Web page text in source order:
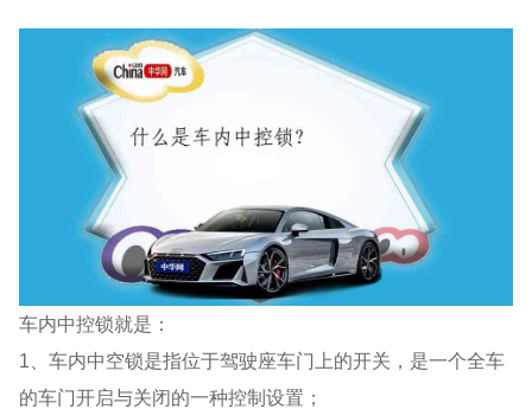
车内中控锁就是：
1、车内中空锁是指位于驾驶座车门上的开关，是一个全车
的车门开启与关闭的一种控制设置；